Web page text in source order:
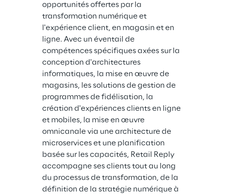
opportunités offertes par la
transformation numérique et
l'expérience client, en magasin et en
ligne. Avec un éventail de
compétences spécifiques axées sur la
conception d'architectures
informatiques, la mise en œuvre de
magasins, les solutions de gestion de
programmes de fidélisation, la
création d'expériences clients en ligne
et mobiles, la mise en œuvre
omnicanale via une architecture de
microservices et une planification
basée sur les capacités, Retail Reply
accompagne ses clients tout au long
du processus de transformation, de la
définition de la stratégie numérique à